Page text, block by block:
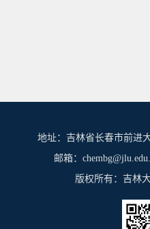
地址：吉林省长春市前进
邮箱：
版权所有：吉林